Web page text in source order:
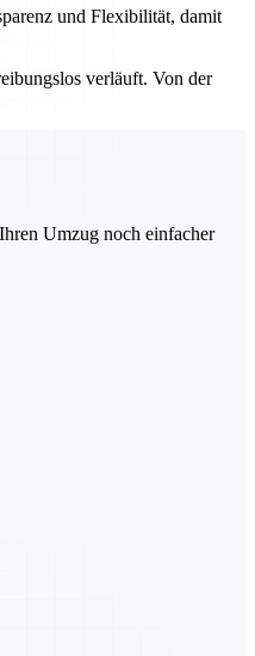
und Flexibilität, damit
verläuft. Von der
Umzug noch einfacher